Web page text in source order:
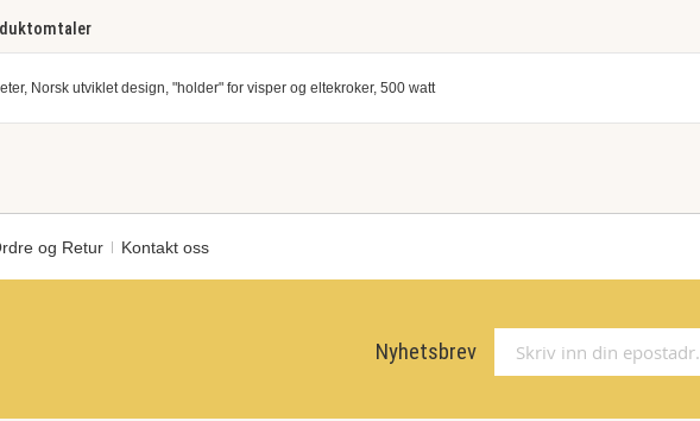
Norsk utviklet design, "holder" for visper og eltekroker, 500 watt
og Retur Kontakt oss
Nyhetsbrev